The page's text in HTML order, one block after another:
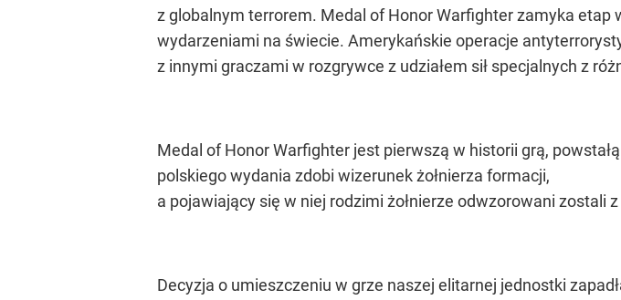
z globalnym terrorem. Medal of Honor Warfighter zamyka
wydarzeniami na świecie. Amerykańskie operacje
z innymi graczami w rozgrywce z udziałem sił specjalnych z
Medal of Honor Warfighter jest pierwszą w historii grą,
polskiego wydania zdobi wizerunek żołnierza formacji,
a pojawiający się w niej rodzimi żołnierze odwzorowani zostali
Decyzja o umieszczeniu w grze naszej elitarnej jednostki